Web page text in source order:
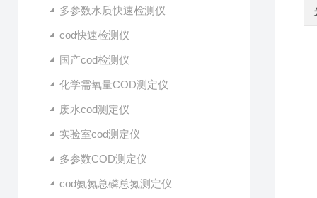
多参数水质快速检测仪
cod快速检测仪
国产cod检测仪
化学需氧量COD测定仪
废水cod测定仪
实验室cod测定仪
多参数COD测定仪
cod氨氮总磷总氮测定仪